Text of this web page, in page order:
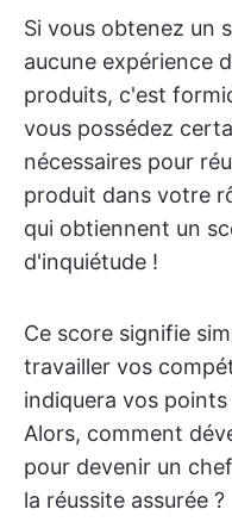
Si vous obtenez un
aucune expérience
produits, c'est
vous possédez
nécessaires pour
produit dans votre
qui obtiennent un
d'inquiétude !
Ce score signifie
travailler vos
indiquera vos
Alors, comment
pour devenir un
la réussite assurée ?